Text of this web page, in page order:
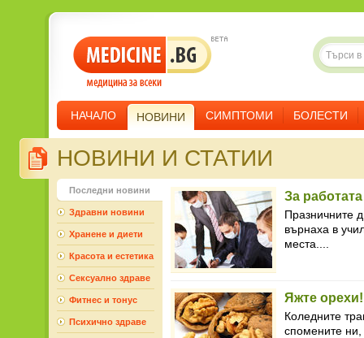
НАЧАЛО НОВИНИ СИМПТОМИ БОЛЕСТИ
НОВИНИ И СТАТИИ
За
Празничните
върнаха в
места....
Яжте орехи!
Коледните
спомените ни,
Последни новини
Здравни новини
Хранене и диети
Красота и естетика
Сексуално здраве
Фитнес и тонус
Психично здраве